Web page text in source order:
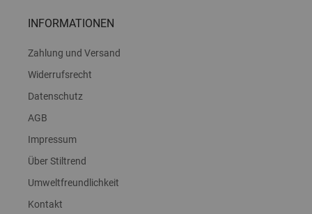
INFORMATIONEN
Zahlung und Versand
Widerrufsrecht
Datenschutz
AGB
Impressum
Über Stiltrend
Umweltfreundlichkeit
Kontakt